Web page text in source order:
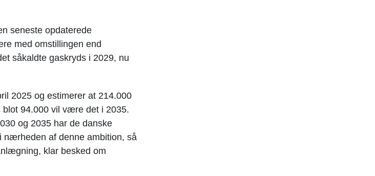
seneste opdaterede
med omstillingen end
såkaldte gaskryds i 2029, nu
2025 og estimerer at 214.000
94.000 vil være det i 2035.
og 2035 har de danske
af denne ambition, så
klar besked om